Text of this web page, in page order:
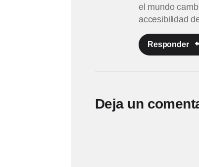
el mundo
accesibilidad
Responder
Deja un